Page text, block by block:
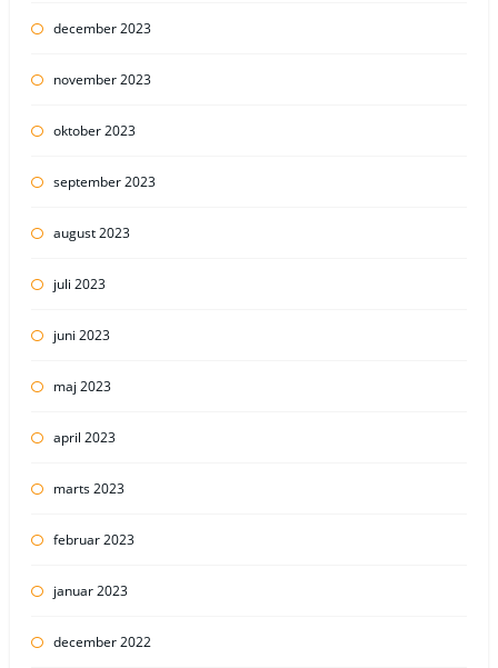
december 2023
november 2023
oktober 2023
september 2023
august 2023
juli 2023
juni 2023
maj 2023
april 2023
marts 2023
februar 2023
januar 2023
december 2022